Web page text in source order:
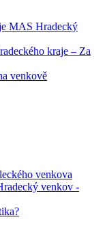
MAS Hradecký
kraje – Za
venkově
venkova
venkov -